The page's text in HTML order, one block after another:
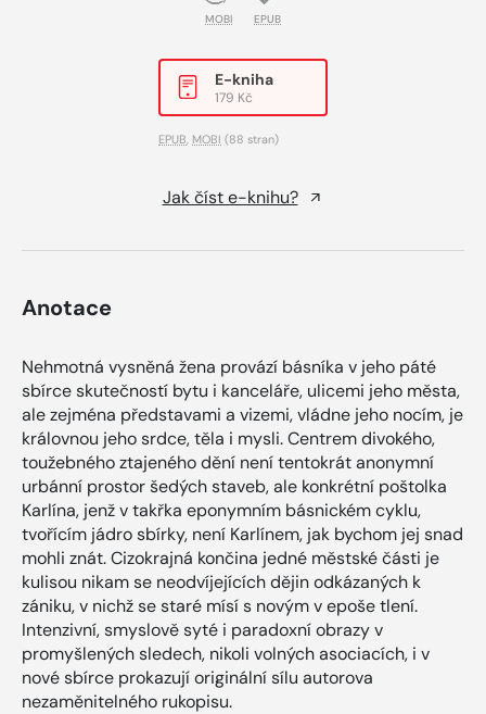
MOBI EPUB
E-kniha
179 Kč
EPUB MOBI (88 stran)
Jak číst e-knihu?
Anotace
Nehmotná vysněná žena provází básníka v jeho páté
sbírce skutečností bytu i kanceláře, ulicemi jeho města,
ale zejména představami a vizemi, vládne jeho nocím, je
královnou jeho srdce, těla i mysli. Centrem divokého,
toužebného ztajeného dění není tentokrát anonymní
urbánní prostor šedých staveb, ale konkrétní poštolka
Karlína, jenž v takřka eponymním básnickém cyklu,
tvořícím jádro sbírky, není Karlínem, jak bychom jej snad
mohli znát. Cizokrajná končina jedné městské části je
kulisou nikam se neodvíjejících dějin odkázaných k
zániku, v nichž se staré mísí s novým v epoše tlení.
Intenzivní, smyslově syté i paradoxní obrazy v
promyšlených sledech, nikoli volných asociacích, i v
nové sbírce prokazují originální sílu autorova
nezaměnitelného rukopisu.